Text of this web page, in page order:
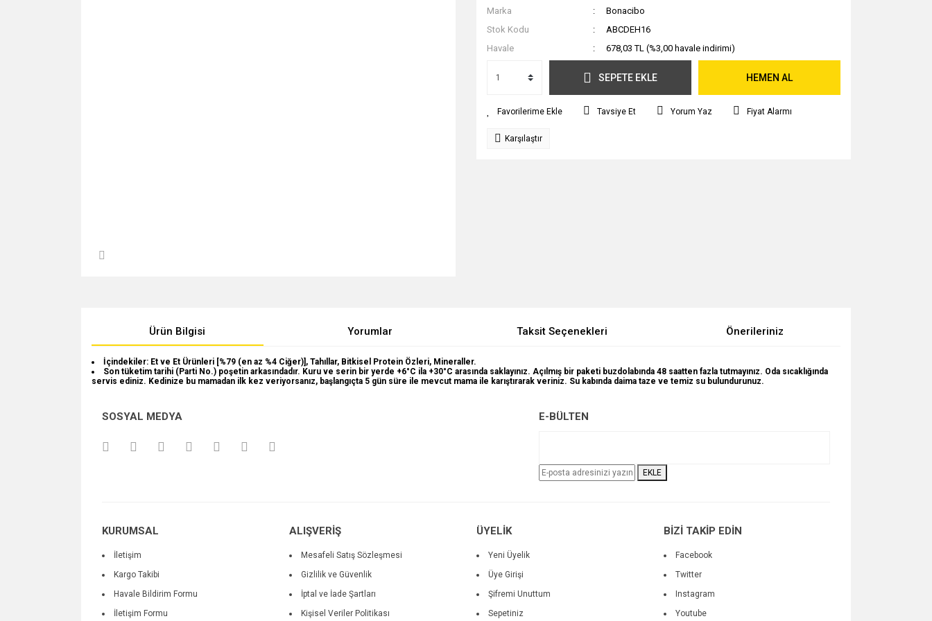
Marka
Bonacibo
Stok Kodu
ABCDEH16
Havale
678,03 TL (%3,00 havale indirimi)
SEPETE EKLE HEMEN AL
Tavsiye Et Yorum Yaz Fiyat Alarmı
Karşılaştır
Ürün Bilgisi Yorumlar Taksit Seçenekleri Önerileriniz
İçindekiler: Et ve Et Ürünleri [%79 (en az %4 Ciğer)], Tahıllar, Bitkisel Protein Özleri, Mineraller.
Son tüketim tarihi (Parti No.) poşetin arkasındadır. Kuru ve serin bir yerde +6°C ila +30°C arasında saklayınız. Açılmış bir paketi buzdolabında 48 saatten fazla tutmayınız. Oda sıcaklığında
servis ediniz. Kedinize bu mamadan ilk kez veriyorsanız, başlangıçta 5 gün süre ile mevcut mama ile karıştırarak veriniz. Su kabında daima taze ve temiz su bulundurunuz.
Görüş ve önerileriniz için teşekkür ederiz.
Ürün resmi kalitesiz, bozuk veya görüntülenemiyor.
Bu ürüne benzer farklı alternatifler olmalı.
SOSYAL MEDYA E-BÜLTEN
EKLE
KURUMSAL
İletişim
Kargo Takibi
Havale Bildirim Formu
İletişim Formu
ALIŞVERİŞ
Mesafeli Satış Sözleşmesi
Gizlilik ve Güvenlik
İptal ve İade Şartları
Kişisel Veriler Politikası
ÜYELİK
Yeni Üyelik
Üye Girişi
Şifremi Unuttum
Sepetiniz
BİZİ TAKİP EDİN
Facebook
Twitter
Instagram
Youtube